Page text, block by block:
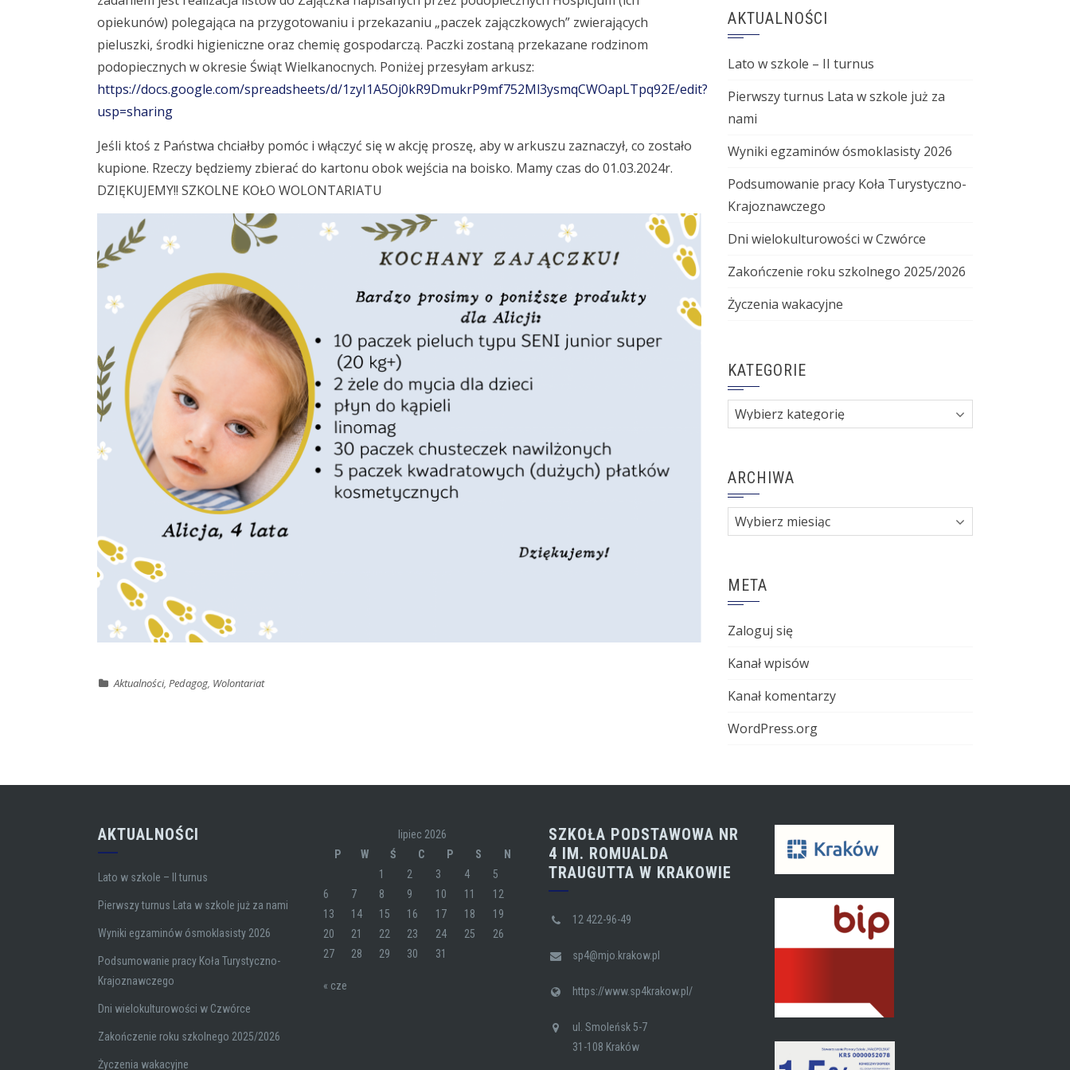
opiekunów) polegająca na przygotowaniu i przekazaniu „paczek zajączkowych” zwierających
pieluszki, środki higieniczne oraz chemię gospodarczą. Paczki zostaną przekazane rodzinom
podopiecznych w okresie Świąt Wielkanocnych. Poniżej przesyłam arkusz:
https://docs.google.com/spreadsheets/d/1zyI1A5Oj0kR9DmukrP9mf752Ml3ysmqCWOapLTpq92E/edit?
usp=sharing
Jeśli ktoś z Państwa chciałby pomóc i włączyć się w akcję proszę, aby w arkuszu zaznaczył, co zostało
kupione. Rzeczy będziemy zbierać do kartonu obok wejścia na boisko. Mamy czas do 01.03.2024r.
DZIĘKUJEMY!! SZKOLNE KOŁO WOLONTARIATU
Aktualności,Pedagog, Wolontariat
AKTUALNOŚCI
Lato w szkole – II turnus
Pierwszy turnus Lata w szkole już za
nami
Wyniki egzaminów ósmoklasisty 2026
Podsumowanie pracy Koła Turystyczno-
Krajoznawczego
Dni wielokulturowości w Czwórce
Zakończenie roku szkolnego 2025/2026
Życzenia wakacyjne
KATEGORIE
Kategorie
ARCHIWA
Archiwa
META
Zaloguj się
Kanał wpisów
Kanał komentarzy
WordPress.org
AKTUALNOŚCI
Lato w szkole – II turnus
Pierwszy turnus Lata w szkole już za nami
Wyniki egzaminów ósmoklasisty 2026
Podsumowanie pracy Koła Turystyczno-
Krajoznawczego
Dni wielokulturowości w Czwórce
Zakończenie roku szkolnego 2025/2026
Życzenia wakacyjne
lipiec 2026
P
W Ś C P S
N
1
2 3 4
5
6
7 8 9 10 11
12
13
14 15 16 17 18
19
20
21 22 23 24 25
26
27
28 29 30 31
« cze
SZKOŁA PODSTAWOWA NR
4 IM. ROMUALDA
TRAUGUTTA W KRAKOWIE
12 422-96-49
sp4@mjo.krakow.pl
https://www.sp4krakow.pl/
ul. Smoleńsk 5-7
31-108 Kraków